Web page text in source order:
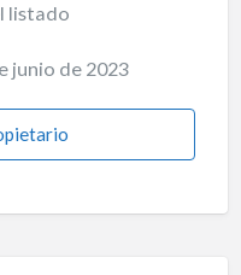
listado
junio de 2023